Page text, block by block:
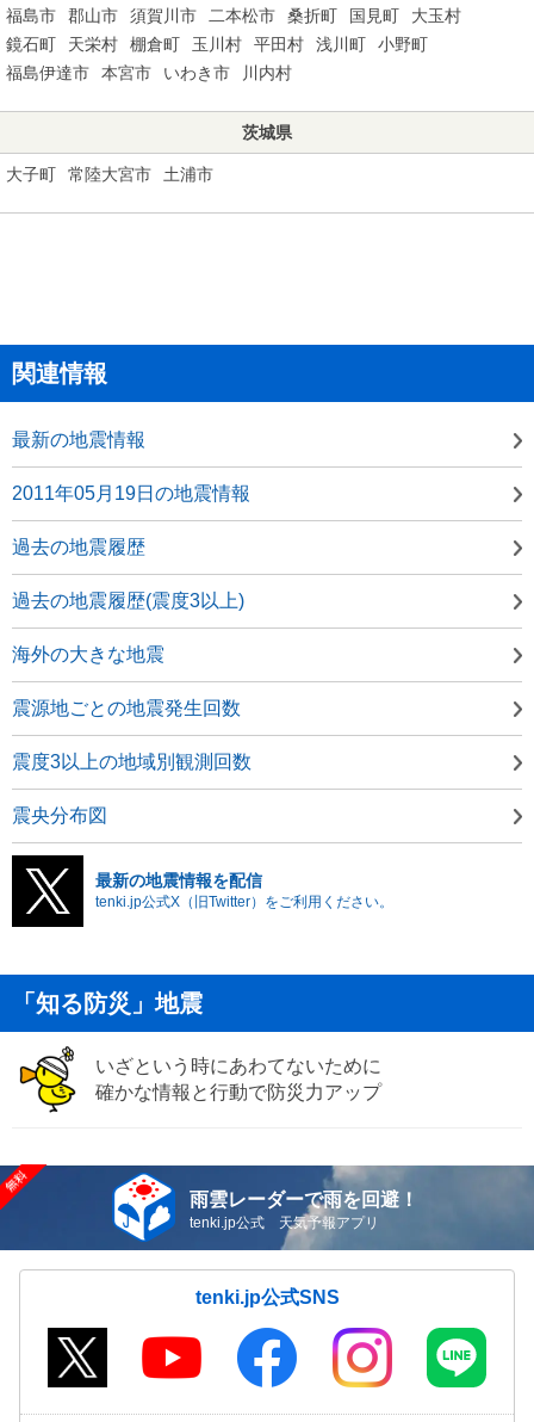
福島市 郡山市 須賀川市 二本松市 桑折町 国見町
大玉村
鏡石町
天栄村 棚倉町 玉川村 平田村 浅川町
小野町
福島伊達市
本宮市 いわき市 川内村
茨城県
大子町 常陸大宮市 土浦市
関連情報
最新の地震情報
2011年05月19日の地震情報
過去の地震履歴
過去の地震履歴(震度3以上)
海外の大きな地震
震源地ごとの地震発生回数
震度3以上の地域別観測回数
震央分布図
最新の地震情報を配信
tenki.jp公式X（旧Twitter）をご利用ください。
「知る防災」地震
いざという時にあわてないために
確かな情報と行動で防災力アップ
雨雲レーダーで雨を回避！
tenki.jp公式 天気予報アプリ
tenki.jp公式SNS